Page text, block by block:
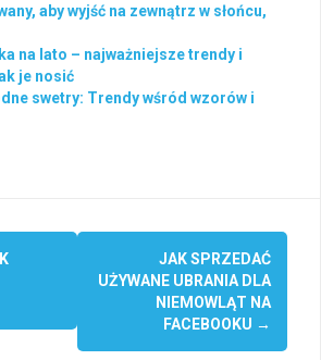
aby wyjść na zewnątrz w słońcu,
na lato – najważniejsze trendy i
je nosić
swetry: Trendy wśród wzorów i
JAK SPRZEDAĆ
UŻYWANE UBRANIA DLA
NIEMOWLĄT NA
FACEBOOKU →